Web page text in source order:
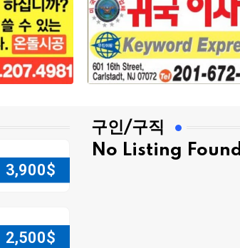
3,900$
2,500$
구인/구직
No Listing